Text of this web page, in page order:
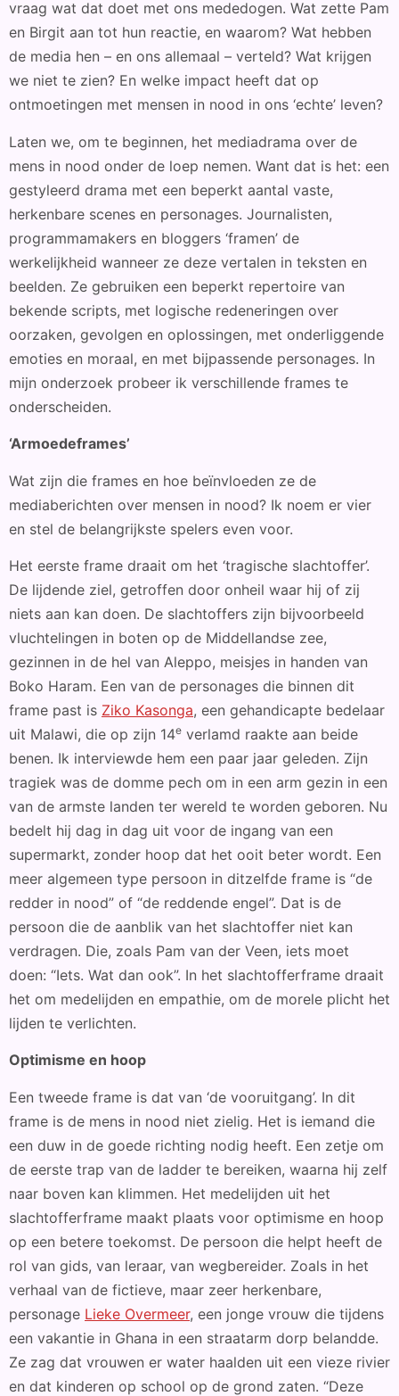
vraag wat dat doet met ons mededogen. Wat zette Pam
en Birgit aan tot hun reactie, en waarom? Wat hebben
de media hen – en ons allemaal – verteld? Wat krijgen
we niet te zien? En welke impact heeft dat op
ontmoetingen met mensen in nood in ons ‘echte’ leven?
Laten we, om te beginnen, het mediadrama over de
mens in nood onder de loep nemen. Want dat is het: een
gestyleerd drama met een beperkt aantal vaste,
herkenbare scenes en personages. Journalisten,
programmamakers en bloggers ‘framen’ de
werkelijkheid wanneer ze deze vertalen in teksten en
beelden. Ze gebruiken een beperkt repertoire van
bekende scripts, met logische redeneringen over
oorzaken, gevolgen en oplossingen, met onderliggende
emoties en moraal, en met bijpassende personages. In
mijn onderzoek probeer ik verschillende frames te
onderscheiden.
‘Armoedeframes’
Wat zijn die frames en hoe beïnvloeden ze de
mediaberichten over mensen in nood? Ik noem er vier
en stel de belangrijkste spelers even voor.
Het eerste frame draait om het ‘tragische slachtoffer’.
De lijdende ziel, getroffen door onheil waar hij of zij
niets aan kan doen. De slachtoffers zijn bijvoorbeeld
vluchtelingen in boten op de Middellandse zee,
gezinnen in de hel van Aleppo, meisjes in handen van
Boko Haram. Een van de personages die binnen dit
frame past is Ziko Kasonga, een gehandicapte bedelaar
uit Malawi, die op zijn 14e verlamd raakte aan beide
benen. Ik interviewde hem een paar jaar geleden. Zijn
tragiek was de domme pech om in een arm gezin in een
van de armste landen ter wereld te worden geboren. Nu
bedelt hij dag in dag uit voor de ingang van een
supermarkt, zonder hoop dat het ooit beter wordt. Een
meer algemeen type persoon in ditzelfde frame is “de
redder in nood” of “de reddende engel”. Dat is de
persoon die de aanblik van het slachtoffer niet kan
verdragen. Die, zoals Pam van der Veen, iets moet
doen: “Iets. Wat dan ook”. In het slachtofferframe draait
het om medelijden en empathie, om de morele plicht het
lijden te verlichten.
Optimisme en hoop
Een tweede frame is dat van ‘de vooruitgang’. In dit
frame is de mens in nood niet zielig. Het is iemand die
een duw in de goede richting nodig heeft. Een zetje om
de eerste trap van de ladder te bereiken, waarna hij zelf
naar boven kan klimmen. Het medelijden uit het
slachtofferframe maakt plaats voor optimisme en hoop
op een betere toekomst. De persoon die helpt heeft de
rol van gids, van leraar, van wegbereider. Zoals in het
verhaal van de fictieve, maar zeer herkenbare,
personage Lieke Overmeer, een jonge vrouw die tijdens
een vakantie in Ghana in een straatarm dorp belandde.
Ze zag dat vrouwen er water haalden uit een vieze rivier
en dat kinderen op school op de grond zaten. “Deze